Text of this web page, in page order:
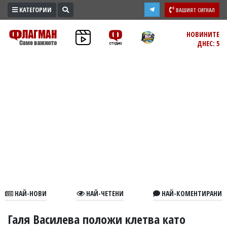
ПРОМО
ЗОНА
В
КАТЕГОРИИ ВАШИЯТ СИГНАЛ
НОВИНИТЕ
ДНЕС: 5
НАЙ-НОВИ НАЙ-ЧЕТЕНИ НАЙ-КОМЕНТИРАНИ
Галя Василева положи клетва като